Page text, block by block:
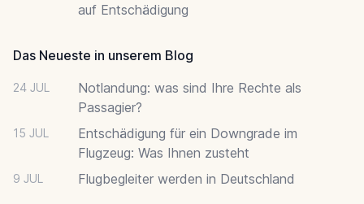
auf Entschädigung
Das Neueste in unserem Blog
24 JUL
Notlandung: was sind Ihre Rechte als
Passagier?
15 JUL
Entschädigung für ein Downgrade im
Flugzeug: Was Ihnen zusteht
9 JUL Flugbegleiter werden in Deutschland